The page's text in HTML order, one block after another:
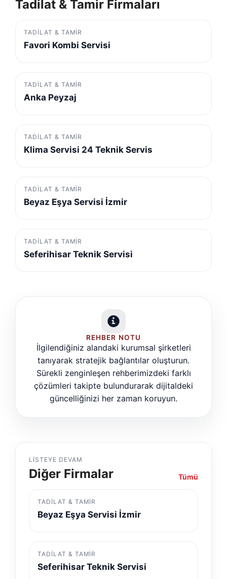
Tadilat & Tamir Firmaları
TADILAT & TAMIR
Favori Kombi Servisi
TADILAT & TAMIR
Anka Peyzaj
TADILAT & TAMIR
Klima Servisi 24 Teknik Servis
TADILAT & TAMIR
Beyaz Eşya Servisi İzmir
TADILAT & TAMIR
Seferihisar Teknik Servisi
REHBER NOTU
İlgilendiğiniz alandaki kurumsal şirketleri
tanıyarak stratejik bağlantılar oluşturun.
Sürekli zenginleşen rehberimizdeki farklı
çözümleri takipte bulundurarak dijitaldeki
güncelliğinizi her zaman koruyun.
LISTEYE DEVAM
Diğer Firmalar Tümü
TADILAT & TAMIR
Beyaz Eşya Servisi İzmir
TADILAT & TAMIR
Seferihisar Teknik Servisi